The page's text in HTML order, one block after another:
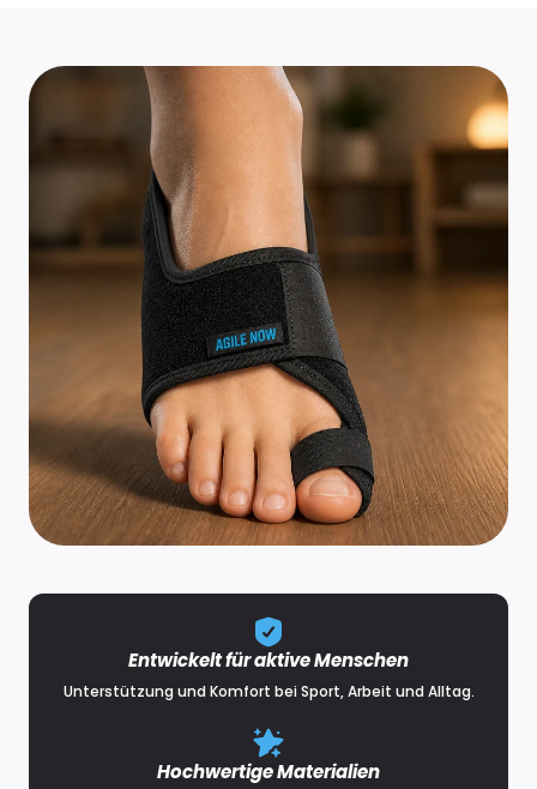
Entwickelt für aktive Menschen
Unterstützung und Komfort bei Sport, Arbeit und Alltag.
Hochwertige Materialien